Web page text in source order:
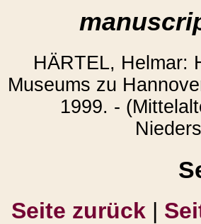
HÄRTEL, Helmar:
Museums zu
1999. -
Seite zurück |